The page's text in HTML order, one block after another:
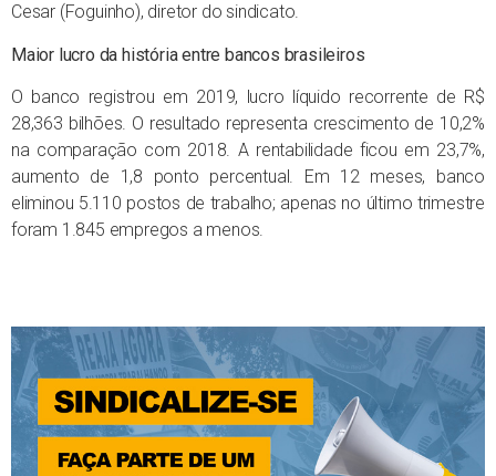
Cesar (Foguinho), diretor do sindicato.
Maior lucro da história entre bancos brasileiros
O banco registrou em 2019, lucro líquido recorrente de R$
28,363 bilhões. O resultado representa crescimento de 10,2%
na comparação com 2018. A rentabilidade ficou em 23,7%,
aumento de 1,8 ponto percentual. Em 12 meses, banco
eliminou 5.110 postos de trabalho; apenas no último trimestre
foram 1.845 empregos a menos.